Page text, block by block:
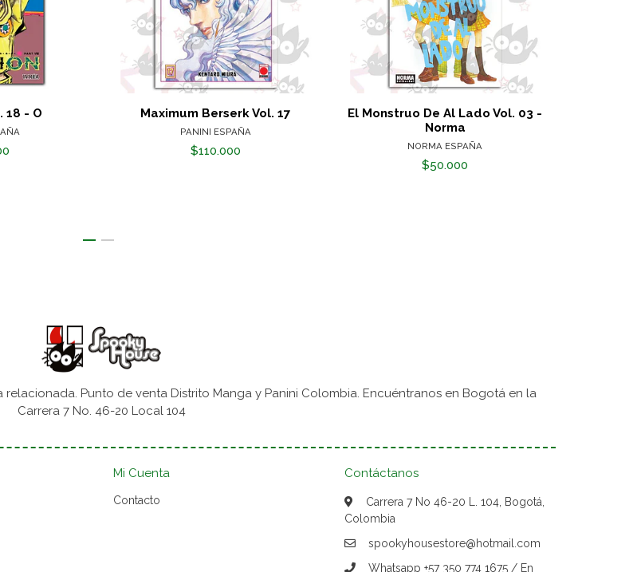
18 - O Maximum Berserk Vol. 17
PANINI ESPAÑA
$110.000
El Monstruo De Al Lado Vol. 03 -
Norma
NORMA ESPAÑA
$50.000
Punto de venta Distrito Manga y Panini Colombia. Encuéntranos en Bogotá en la
Carrera 7 No. 46-20 Local 104
Mi Cuenta
Contacto
Contáctanos
Carrera 7 No 46-20 L. 104, Bogotá,
Colombia
spookyhousestore@hotmail.com
Whatsapp +57 350 774 1675 / En